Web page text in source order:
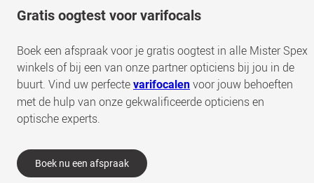
Gratis oogtest voor varifocals
Boek een afspraak voor je gratis oogtest in alle Mister Spex
winkels of bij een van onze partner opticiens bij jou in de
buurt. Vind uw perfecte varifocalen voor jouw behoeften
met de hulp van onze gekwalificeerde opticiens en
optische experts.
Boek nu een afspraak